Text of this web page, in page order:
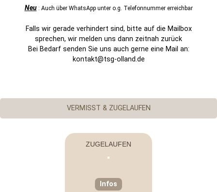
Neu: Auch über WhatsApp unter o.g. Telefonnummer erreichbar
Falls wir gerade verhindert sind, bitte auf die Mailbox
sprechen, wir melden uns dann zeitnah zurück
Bei Bedarf senden Sie uns auch gerne eine Mail an:
kontakt@tsg-olland.de
VERMISST & ZUGELAUFEN
ZUGELAUFEN
Infos